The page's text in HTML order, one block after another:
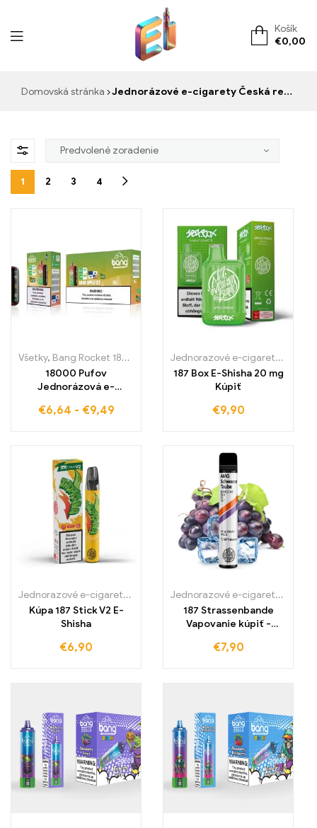
ElementVape.de
Košík
€0,00
Domovská stránka Jednorázové e-cigarety Česká republika
1 2 3 4
Všetky, Bang Rocket 18000 Pufov ,Jednorazové e-cigarety
18000 Pufov
Jednorázová e-
intenzity Sour Apple
poznámkou
€6,64 - €9,49
Jednorazové e-cigaretky
187 Box E-Shisha 20 mg
Kúpiť
€9,90
Jednorazové e-cigaretky Jednorazové e-cigarety Slovensko
Kúpa 187 Stick V2 E-
Shisha
€6,90
Jednorazové e-cigaretky
187 Strassenbande
Vapovanie kúpiť -
cigareta
€7,90